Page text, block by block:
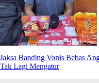
Jaksa Banding Vonis Bebas
Tak Lagi Mengatur